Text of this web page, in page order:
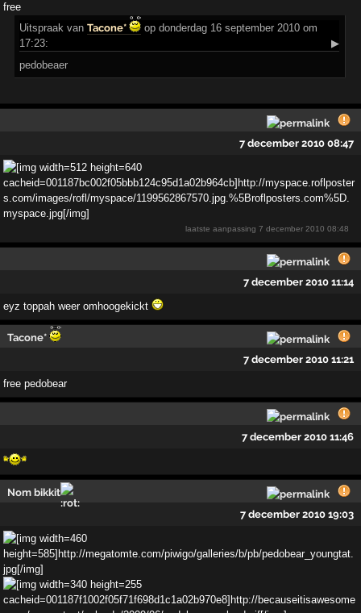
free
Uitspraak vanTacone*
op donderdag 16 september 2010 om
17:23:
▶
pedobeaer
7 december 2010 08:47
laatste aanpassing7 december 2010 08:48
7 december 2010 11:14
eyz toppah weer omhoogekickt
Tacone*
7 december 2010 11:21
free pedobear
7 december 2010 11:46
Nom bikkit
7 december 2010 19:03